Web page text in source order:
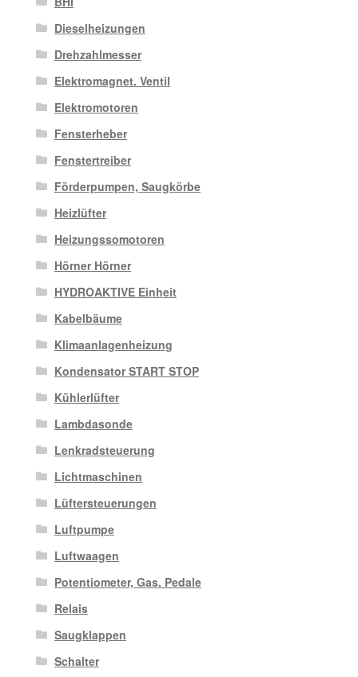
Dieselheizungen
Drehzahlmesser
Elektromagnet. Ventil
Elektromotoren
Fensterheber
Fenstertreiber
Förderpumpen, Saugkörbe
Heizlüfter
Heizungssomotoren
Hörner Hörner
HYDROAKTIVE Einheit
Kabelbäume
Klimaanlagenheizung
Kondensator START STOP
Kühlerlüfter
Lambdasonde
Lenkradsteuerung
Lichtmaschinen
Lüftersteuerungen
Luftpumpe
Luftwaagen
Potentiometer, Gas. Pedale
Relais
Saugklappen
Schalter